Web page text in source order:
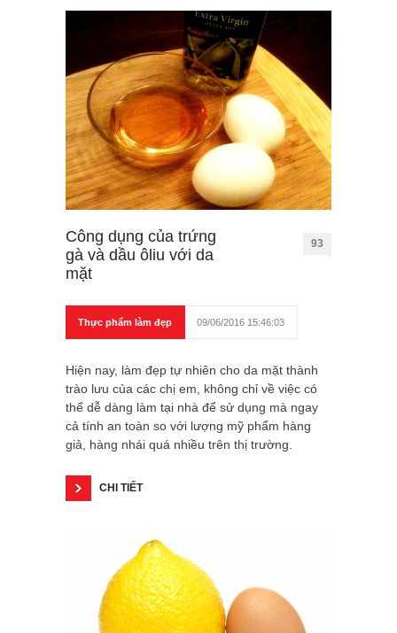
Công dụng của trứng
gà và dầu ôliu với da
mặt
93
Thực phẩm làm đẹp 09/06/2016 15:46:03
Hiện nay, làm đẹp tự nhiên cho da mặt thành
trào lưu của các chị em, không chỉ về việc có
thể dễ dàng làm tại nhà để sử dụng mà ngay
cả tính an toàn so với lượng mỹ phẩm hàng
giả, hàng nhái quá nhiều trên thị trường.
CHI TIẾT